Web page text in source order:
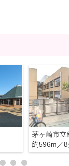
約596m／